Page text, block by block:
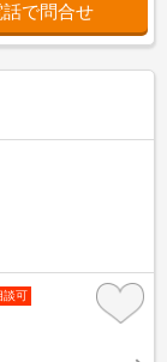
話で問合せ
談可